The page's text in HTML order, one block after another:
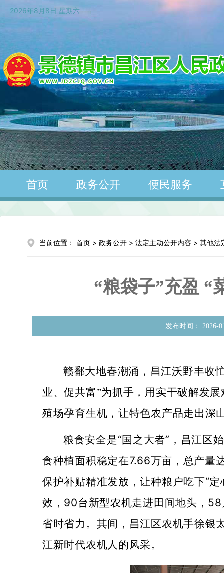
2026年8月8日 星期六
首页 政务公开 便民服务
当前位置： 首页 > 政务公开 > 法定主动公开内容 > 其他法
“粮袋子”充盈 “
发布时间：
赣鄱大地春潮涌，昌江沃野丰收
业、促共富”为抓手，用实干破解发
殖场孕育生机，让特色农产品走出深
粮食安全是“国之大者”，昌江区
食种植面积稳定在7.66万亩，总产
保护补贴精准发放，让种粮户吃下“
效，90台新型农机走进田间地头，
省时省力。其间，昌江区农机手徐银
江新时代农机人的风采。